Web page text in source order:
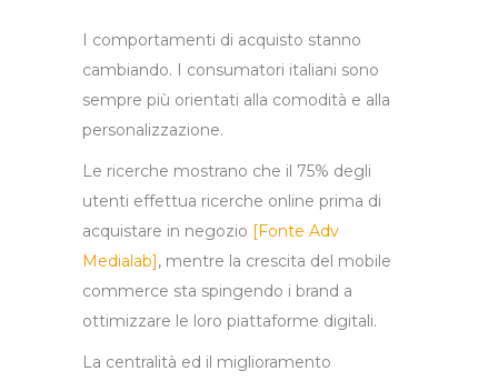
I comportamenti di acquisto stanno
cambiando. I consumatori italiani sono
sempre più orientati alla comodità e alla
personalizzazione.
Le ricerche mostrano che il 75% degli
utenti effettua ricerche online prima di
acquistare in negozio [Fonte Adv
Medialab] , mentre la crescita del mobile
commerce sta spingendo i brand a
ottimizzare le loro piattaforme digitali.
La centralità ed il miglioramento